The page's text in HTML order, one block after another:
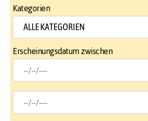
Kategorien
Erscheinungsdatum zwischen